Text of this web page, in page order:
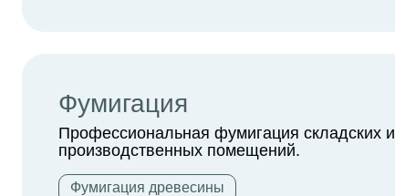
Фумигация
Профессиональная фумигация складских и
производственных помещений.
Фумигация древесины